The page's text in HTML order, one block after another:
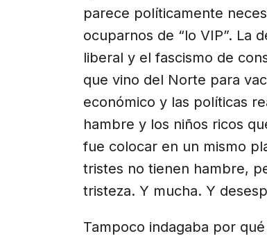
parece políticamente
ocuparnos de “lo VIP”. La
liberal y el fascismo de
que vino del Norte para
económico y las políticas
hambre y los niños ricos
fue colocar en un mismo
tristes no tienen hambre,
tristeza. Y mucha. Y
Tampoco indagaba por